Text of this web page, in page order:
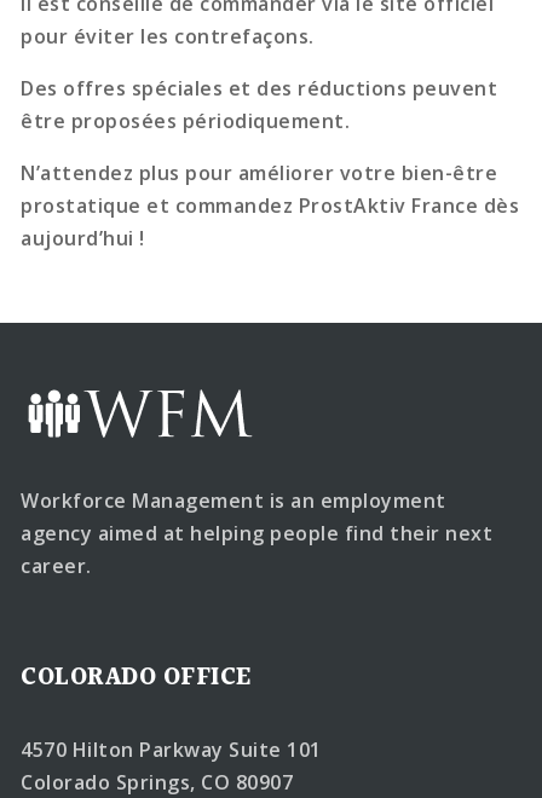
pour éviter les contrefaçons.
Des offres spéciales et des réductions peuvent
être proposées périodiquement.
N’attendez plus pour améliorer votre bien-être
prostatique et commandez ProstAktiv France dès
aujourd’hui !
Workforce Management is an employment
agency aimed at helping people find their next
career.
COLORADO OFFICE
4570 Hilton Parkway Suite 101
Colorado Springs, CO 80907